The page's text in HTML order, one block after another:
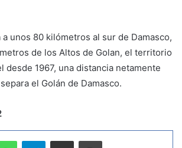
a unos 80 kilómetros al sur de Damasco,
de los Altos de Golan, el territorio
desde 1967, una distancia netamente
el Golán de Damasco.
Telegram